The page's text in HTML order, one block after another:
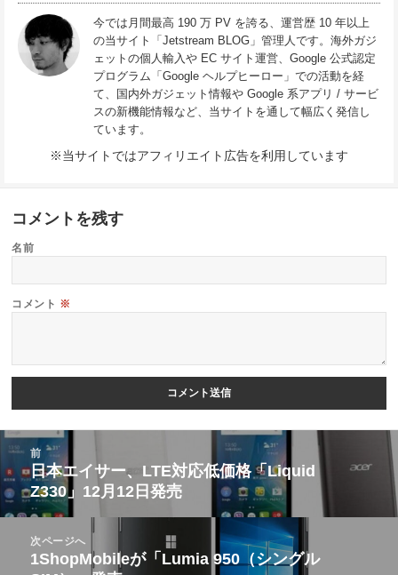
今では月間最高 190 万 PV を誇る、運営歴 10 年以上
の当サイト「Jetstream BLOG」管理人です。海外ガジ
ェットの個人輸入や EC サイト運営、Google 公式認定
プログラム「Google ヘルプヒーロー」での活動を経
て、国内外ガジェット情報や Google 系アプリ / サービ
スの新機能情報など、当サイトを通して幅広く発信し
ています。
※当サイトではアフィリエイト広告を利用しています
コメントを残す
名前
コメント ※
投
稿
ナ
ビ
前
前
の
稿:
日本エイサー、LTE対応低価格「Liquid
Z330」12月12日発売
次ページへ
次
1ShopMobileが「Lumia 950（シングル